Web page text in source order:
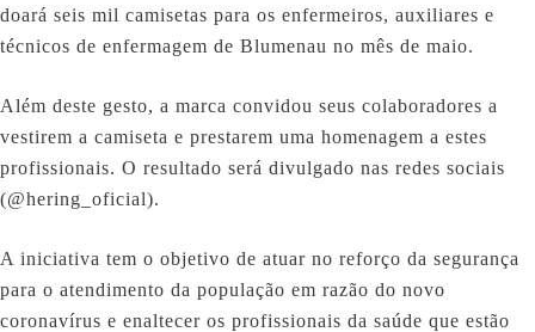
doará seis mil camisetas para os enfermeiros, auxiliares e
técnicos de enfermagem de Blumenau no mês de maio.
Além deste gesto, a marca convidou seus colaboradores a
vestirem a camiseta e prestarem uma homenagem a estes
profissionais. O resultado será divulgado nas redes sociais
(@hering_oficial).
A iniciativa tem o objetivo de atuar no reforço da segurança
para o atendimento da população em razão do novo
coronavírus e enaltecer os profissionais da saúde que estão